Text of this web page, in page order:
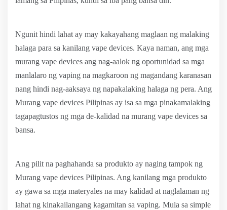
Ngunit hindi lahat ay may kakayahang maglaan ng malaking
halaga para sa kanilang vape devices. Kaya naman, ang mga
murang vape devices ang nag-aalok ng oportunidad sa mga
manlalaro ng vaping na magkaroon ng magandang karanasan
nang hindi nag-aaksaya ng napakalaking halaga ng pera. Ang
Murang vape devices Pilipinas ay isa sa mga pinakamalaking
tagapagtustos ng mga de-kalidad na murang vape devices sa
bansa.
Ang pilit na paghahanda sa produkto ay naging tampok ng
Murang vape devices Pilipinas. Ang kanilang mga produkto
ay gawa sa mga materyales na may kalidad at naglalaman ng
lahat ng kinakailangang kagamitan sa vaping. Mula sa simple